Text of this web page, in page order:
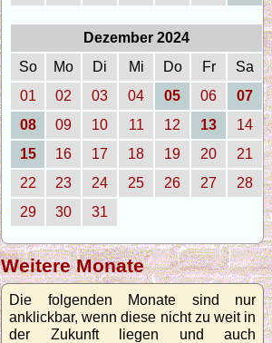
Dezember 2024
So
Mo Di Mi Do Fr
Sa
01
02 03 04 05 06
07
08
09 10 11 12 13
14
15
16 17 18 19 20
21
22
23 24 25 26 27
28
29
30 31
Weitere Monate
Die folgenden Monate sind nur
anklickbar, wenn diese nicht zu weit in
der Zukunft liegen und auch